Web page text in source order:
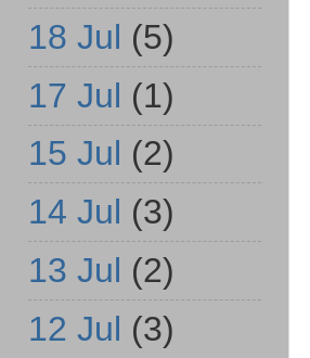
18 Jul (5)
17 Jul (1)
15 Jul (2)
14 Jul (3)
13 Jul (2)
12 Jul (3)